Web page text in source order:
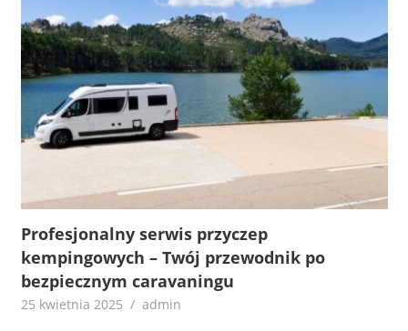
Profesjonalny serwis przyczep
kempingowych – Twój przewodnik po
bezpiecznym caravaningu
25 kwietnia 2025 admin